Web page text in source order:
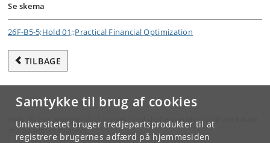
Samtykke til brug af cookies
Universitetet bruger tredjepartsprodukter til at
registrere brugernes adfærd på hjemmesiden
Se skema
26F-B5-5;Hold 01;;Practical Financial Optimization
TILBAGE
Hvis du har spørgsmål til kurset, skal du henvende dig til din lokale
studieadministration.